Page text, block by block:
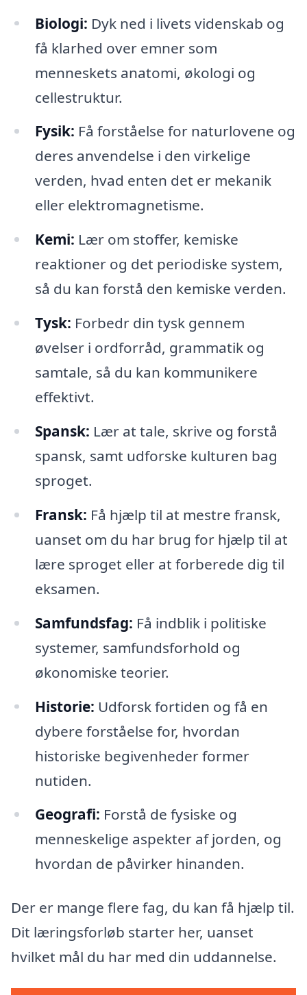
Biologi: Dyk ned i livets videnskab og
få klarhed over emner som
menneskets anatomi, økologi og
cellestruktur.
Fysik: Få forståelse for naturlovene og
deres anvendelse i den virkelige
verden, hvad enten det er mekanik
eller elektromagnetisme.
Kemi: Lær om stoffer, kemiske
reaktioner og det periodiske system,
så du kan forstå den kemiske verden.
Tysk: Forbedr din tysk gennem
øvelser i ordforråd, grammatik og
samtale, så du kan kommunikere
effektivt.
Spansk: Lær at tale, skrive og forstå
spansk, samt udforske kulturen bag
sproget.
Fransk: Få hjælp til at mestre fransk,
uanset om du har brug for hjælp til at
lære sproget eller at forberede dig til
eksamen.
Samfundsfag: Få indblik i politiske
systemer, samfundsforhold og
økonomiske teorier.
Historie: Udforsk fortiden og få en
dybere forståelse for, hvordan
historiske begivenheder former
nutiden.
Geografi: Forstå de fysiske og
menneskelige aspekter af jorden, og
hvordan de påvirker hinanden.
Der er mange flere fag, du kan få hjælp til.
Dit læringsforløb starter her, uanset
hvilket mål du har med din uddannelse.